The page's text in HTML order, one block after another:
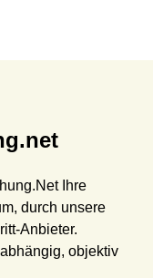
Ihre
durch unsere
Anbieter.
objektiv